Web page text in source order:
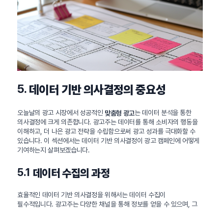
5. 데이터 기반 의사결정의 중요성
오늘날의 광고 시장에서 성공적인 맞춤형 광고는 데이터 분석을 통한
의사결정에 크게 의존합니다. 광고주는 데이터를 통해 소비자의 행동을
이해하고, 더 나은 광고 전략을 수립함으로써 광고 성과를 극대화할 수
있습니다. 이 섹션에서는 데이터 기반 의사결정이 광고 캠페인에 어떻게
기여하는지 살펴보겠습니다.
5.1 데이터 수집의 과정
효율적인 데이터 기반 의사결정을 위해서는 데이터 수집이
필수적입니다. 광고주는 다양한 채널을 통해 정보를 얻을 수 있으며, 그